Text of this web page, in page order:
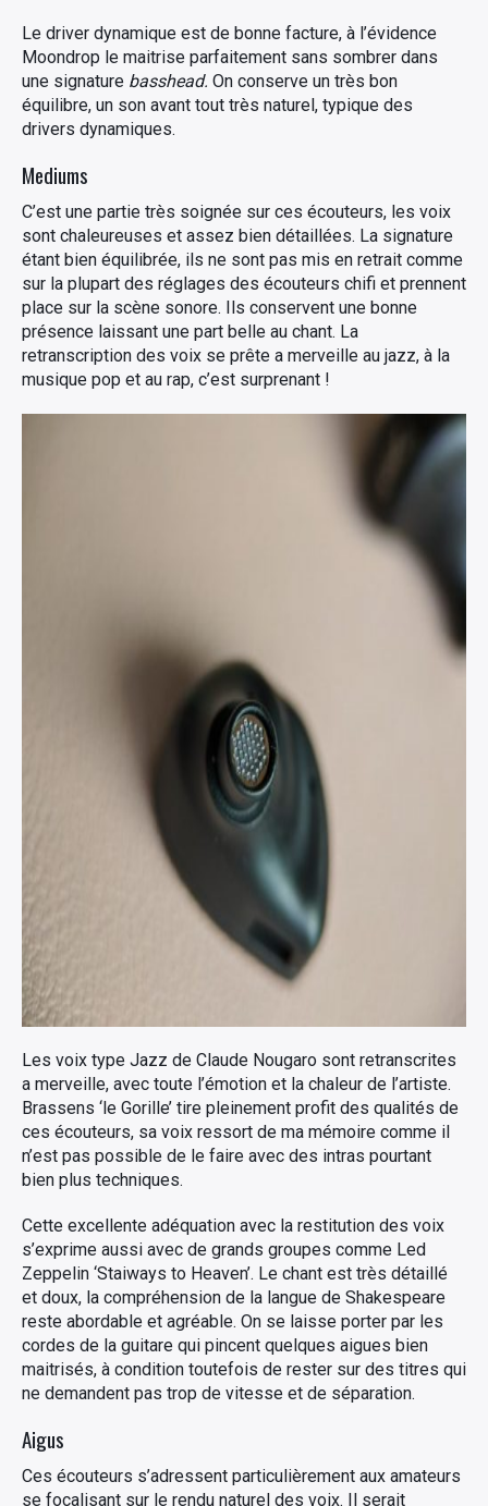
Le driver dynamique est de bonne facture, à l’évidence
Moondrop le maitrise parfaitement sans sombrer dans
une signature basshead. On conserve un très bon
équilibre, un son avant tout très naturel, typique des
drivers dynamiques.
Mediums
C’est une partie très soignée sur ces écouteurs, les voix
sont chaleureuses et assez bien détaillées. La signature
étant bien équilibrée, ils ne sont pas mis en retrait comme
sur la plupart des réglages des écouteurs chifi et prennent
place sur la scène sonore. Ils conservent une bonne
présence laissant une part belle au chant. La
retranscription des voix se prête a merveille au jazz, à la
musique pop et au rap, c’est surprenant !
Les voix type Jazz de Claude Nougaro sont retranscrites
a merveille, avec toute l’émotion et la chaleur de l’artiste.
Brassens ‘le Gorille’ tire pleinement profit des qualités de
ces écouteurs, sa voix ressort de ma mémoire comme il
n’est pas possible de le faire avec des intras pourtant
bien plus techniques.
Cette excellente adéquation avec la restitution des voix
s’exprime aussi avec de grands groupes comme Led
Zeppelin ‘Staiways to Heaven’. Le chant est très détaillé
et doux, la compréhension de la langue de Shakespeare
reste abordable et agréable. On se laisse porter par les
cordes de la guitare qui pincent quelques aigues bien
maitrisés, à condition toutefois de rester sur des titres qui
ne demandent pas trop de vitesse et de séparation.
Aigus
Ces écouteurs s’adressent particulièrement aux amateurs
se focalisant sur le rendu naturel des voix. Il serait